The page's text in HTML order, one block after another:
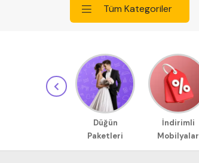
Tüm Kategoriler
Düğün
Paketleri
İndirimli
Mobilyalar